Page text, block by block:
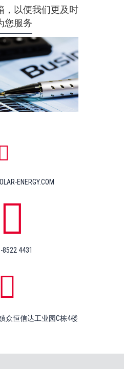
，以便我们更及时
您服务
ENERGY.COM
8522 4431
众恒信达工业园C栋4楼